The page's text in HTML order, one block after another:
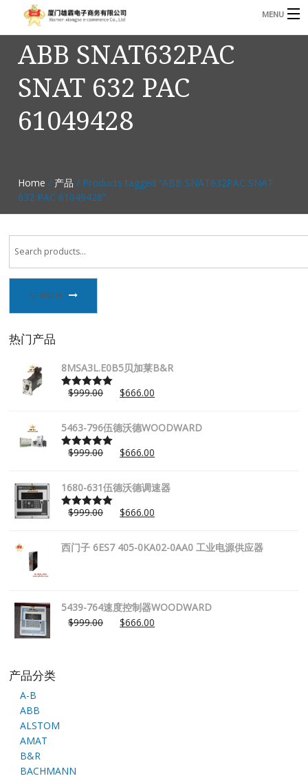
MENU
3221366881@qq.com Phone: +86 17750010683
首页
产品
联系我们
ABB SNAT632PAC
SNAT 632 PAC
61049428
Home / 产品 / Products tagged “ABB SNAT632PAC SNAT
632 PAC 61049428”
SEARCH
热门产品
8MSA3L.E0B5贝加莱B&R
Rated5.00
$999.00 $666.00
5463-796伍德沃德WOODWARD
Rated5.00
$999.00 $666.00
1680-631伍德沃德调速器
Rated5.00
$999.00 $666.00
西门子 6ES7 405-0KA02-0AA0 工业电源供应器
5439-764速度控制器WOODWARD
$999.00 $666.00
产品分类
A-B
ABB
ALSTOM
AMAT
B&R
BACHMANN